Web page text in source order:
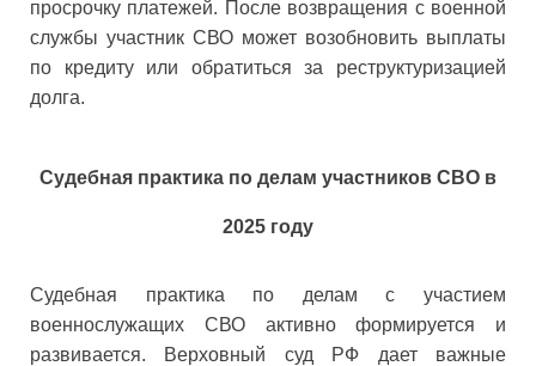
просрочку платежей. После возвращения с военной
службы участник СВО может возобновить выплаты
по кредиту или обратиться за реструктуризацией
долга.
Судебная практика по делам участников СВО в
2025 году
Судебная практика по делам с участием
военнослужащих СВО активно формируется и
развивается. Верховный суд РФ дает важные